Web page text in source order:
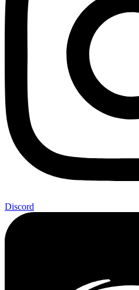
Discord